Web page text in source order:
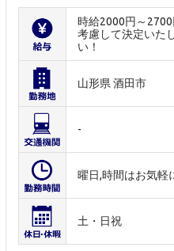
時給2000円～
考慮して決定いた
い！
山形県 酒田市
-
曜日,時間はお気軽
土・日祝